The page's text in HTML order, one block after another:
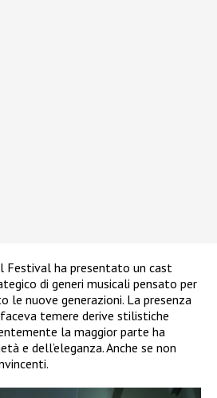
Festival ha presentato un cast
di generi musicali pensato per
nuove generazioni. La presenza
temere derive stilistiche
la maggior parte ha
e dell’eleganza. Anche se non